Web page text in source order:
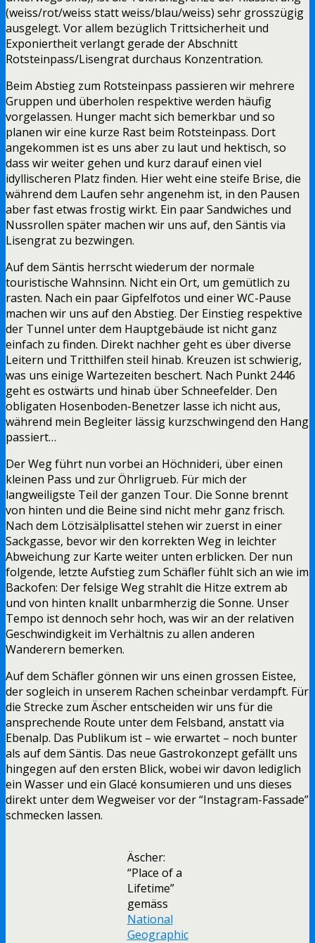
(weiss/rot/weiss statt weiss/blau/weiss) sehr grosszügig
ausgelegt. Vor allem bezüglich Trittsicherheit und
Exponiertheit verlangt gerade der Abschnitt
Rotsteinpass/Lisengrat durchaus Konzentration.
Beim Abstieg zum Rotsteinpass passieren wir mehrere
Gruppen und überholen respektive werden häufig
vorgelassen. Hunger macht sich bemerkbar und so
planen wir eine kurze Rast beim Rotsteinpass. Dort
angekommen ist es uns aber zu laut und hektisch, so
dass wir weiter gehen und kurz darauf einen viel
idyllischeren Platz finden. Hier weht eine steife Brise, die
während dem Laufen sehr angenehm ist, in den Pausen
aber fast etwas frostig wirkt. Ein paar Sandwiches und
Nussrollen später machen wir uns auf, den Säntis via
Lisengrat zu bezwingen.
Auf dem Säntis herrscht wiederum der normale
touristische Wahnsinn. Nicht ein Ort, um gemütlich zu
rasten. Nach ein paar Gipfelfotos und einer WC-Pause
machen wir uns auf den Abstieg. Der Einstieg respektive
der Tunnel unter dem Hauptgebäude ist nicht ganz
einfach zu finden. Direkt nachher geht es über diverse
Leitern und Tritthilfen steil hinab. Kreuzen ist schwierig,
was uns einige Wartezeiten beschert. Nach Punkt 2446
geht es ostwärts und hinab über Schneefelder. Den
obligaten Hosenboden-Benetzer lasse ich nicht aus,
während mein Begleiter lässig kurzschwingend den Hang
passiert…
Der Weg führt nun vorbei an Höchnideri, über einen
kleinen Pass und zur Öhrligrueb. Für mich der
langweiligste Teil der ganzen Tour. Die Sonne brennt
von hinten und die Beine sind nicht mehr ganz frisch.
Nach dem Lötzisälplisattel stehen wir zuerst in einer
Sackgasse, bevor wir den korrekten Weg in leichter
Abweichung zur Karte weiter unten erblicken. Der nun
folgende, letzte Aufstieg zum Schäfler fühlt sich an wie im
Backofen: Der felsige Weg strahlt die Hitze extrem ab
und von hinten knallt unbarmherzig die Sonne. Unser
Tempo ist dennoch sehr hoch, was wir an der relativen
Geschwindigkeit im Verhältnis zu allen anderen
Wanderern bemerken.
Auf dem Schäfler gönnen wir uns einen grossen Eistee,
der sogleich in unserem Rachen scheinbar verdampft. Für
die Strecke zum Äscher entscheiden wir uns für die
ansprechende Route unter dem Felsband, anstatt via
Ebenalp. Das Publikum ist – wie erwartet – noch bunter
als auf dem Säntis. Das neue Gastrokonzept gefällt uns
hingegen auf den ersten Blick, wobei wir davon lediglich
ein Wasser und ein Glacé konsumieren und uns dieses
direkt unter dem Wegweiser vor der “Instagram-Fassade”
schmecken lassen.
Äscher:
“Place of a
Lifetime”
gemäss
National
Geographic